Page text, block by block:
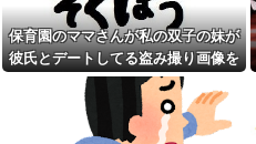
Aママに嫉妬して喧嘩を売って
しまった。私「Aくんをやっつけ
てきて」息子「わかった」→嫉
妬に任せた一言が取り返しのつ
かない事態を招いて…
岡田斗司夫「人間の本音とし
てブサイクを見たら不愉快にな
る。この責任をどうとるんだ」
保育園のママさんが私の双子の妹が
彼氏とデートしてる盗み撮り画像を
見せて「あとはわかるよね？とりあ
えず5万を家に持ってきて」と脅し
てきた